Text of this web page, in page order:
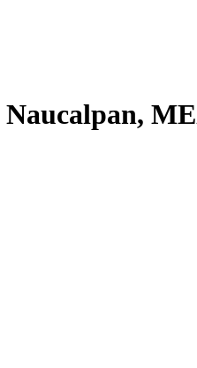
Naucalpan,